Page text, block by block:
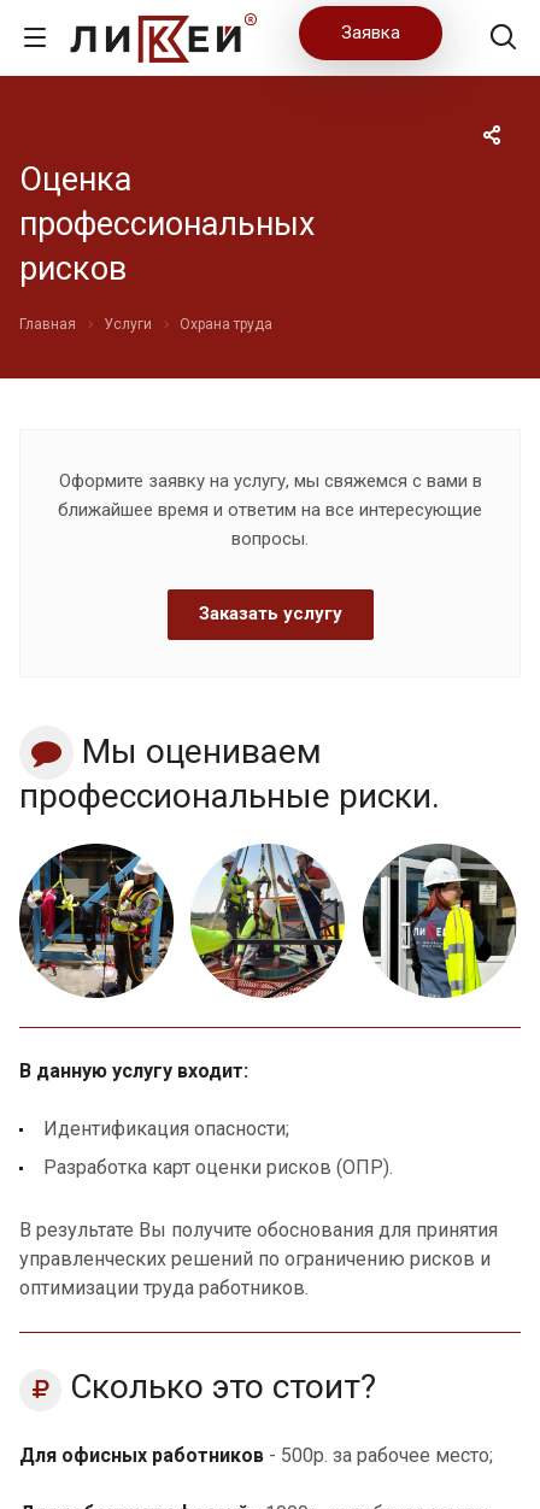
Заявка
Оценка
профессиональных
рисков
Главная Услуги Охрана труда
Оформите заявку на услугу, мы свяжемся с вами в
ближайшее время и ответим на все интересующие
вопросы.
Заказать услугу
Мы оцениваем
профессиональные риски.
В данную услугу входит:
Идентификация опасности;
Разработка карт оценки рисков (ОПР).
В результате Вы получите обоснования для принятия
управленческих решений по ограничению рисков и
оптимизации труда работников.
Сколько это стоит?
Для офисных работников - 500р. за рабочее место;